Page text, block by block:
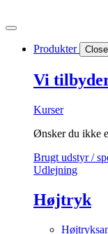
til
Produkter
Vi
Kurser
Ønsker du ikke
Brugt udstyr /
Udlejning
Højtryk